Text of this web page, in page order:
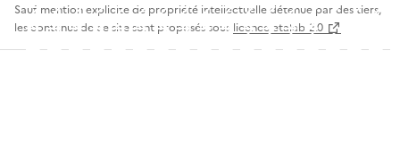
Sauf mention explicite de propriété intellectuelle détenue par des tiers,
les contenus de ce site sont proposés sous licence etalab-2.0